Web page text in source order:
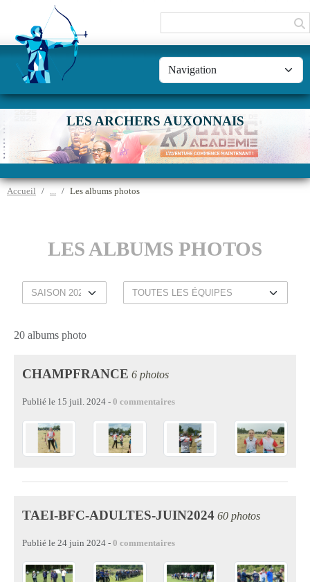
LES ARCHERS AUXONNAIS
Accueil Les albums photos
LES ALBUMS PHOTOS
20 albums photo
CHAMPFRANCE 6 photos
Publié le 15 juil. 2024 - 0 commentaires
TAEI-BFC-ADULTES-JUIN2024 60 photos
Publié le 24 juin 2024 - 0 commentaires
Panneau de gestion des cookies